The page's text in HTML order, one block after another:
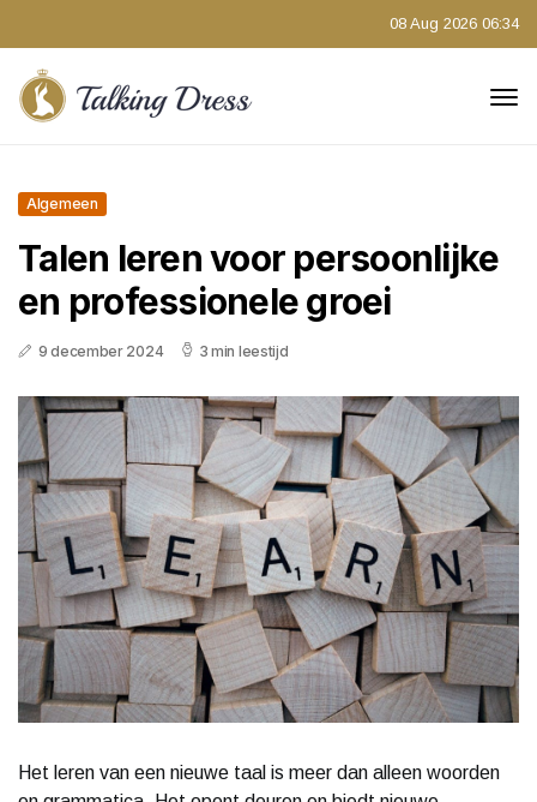
08 Aug 2026 06:34
Algemeen
Talen leren voor persoonlijke
en professionele groei
9 december 2024 3 min leestijd
Het leren van een nieuwe taal is meer dan alleen woorden